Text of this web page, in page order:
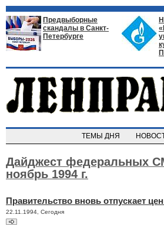
Предвыборные
скандалы в Санкт-
Петербурге
ТЕМЫ ДНЯ
Дайджест федеральных
ноябрь 1994 г.
Правительство вновь отпускает
22.11.1994, Сегодня